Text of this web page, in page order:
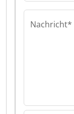
Nachricht*